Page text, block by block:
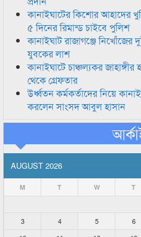
কানাইঘাটের কিশোর আহাদের
৫ দিনের রিমান্ড চাইবে পুলিশ
কানাইঘাট রাজাগঞ্জে
যুবকের লাশ
কানাইঘাটে চাঞ্চল্যকর
থেকে গ্রেফতার
উর্ধ্বতন কর্মকর্তাদের নিয়ে
করলেন সাংসদ আবুল হাসান
AUGUST 2026
M T W T
3
4 5 6